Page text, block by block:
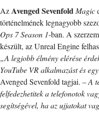
Az Avenged Sevenfold Magic
történelmének legnagyobb
Ops 7 Season 1-ban. A
készült, az Unreal Engine
„A legjobb élmény elérése
YouTube VR alkalmazást és
Avenged Sevenfold tagjai. –A
felfedezhetitek a telefonotok
segítségével, ha az ujjatokat